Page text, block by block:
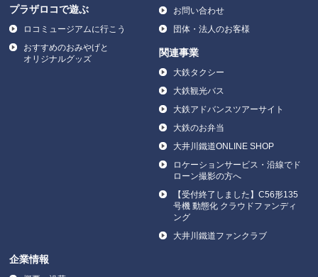
プラザロコで遊ぶ
ロコミュージアムに行こう
おすすめのおみやげと
オリジナルグッズ
お問い合わせ
団体・法人のお客様
関連事業
大鉄タクシー
大鉄観光バス
大鉄アドバンスツアーサイト
大鉄のお弁当
大井川鐵道ONLINE SHOP
ロケーションサービス・沿線でド
ローン撮影の方へ
【受付終了しました】C56形135
号機 動態化 クラウドファンディ
ング
大井川鐵道ファンクラブ
企業情報